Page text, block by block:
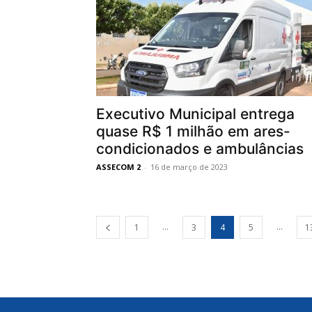
Executivo Municipal entrega
quase R$ 1 milhão em ares-
condicionados e ambulâncias
ASSECOM 2 - 16 de março de 2023
1 ... 3 4 5 ...